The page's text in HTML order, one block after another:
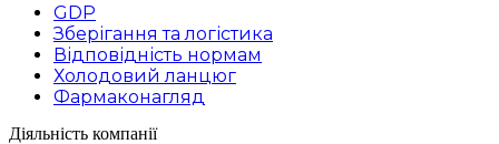
GDP
Зберігання та логістика
Відповідність нормам
Холодовий ланцюг
Фармаконагляд
Діяльність компанії